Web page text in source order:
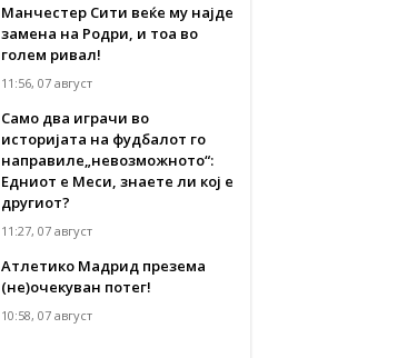
Манчестер Сити веќе му најде
замена на Родри, и тоа во
голем ривал!
11:56, 07 август
Само два играчи во
историјата на фудбалот го
направиле„невозможното“:
Едниот е Меси, знаете ли кој е
другиот?
11:27, 07 август
Атлетико Мадрид презема
(не)очекуван потег!
10:58, 07 август